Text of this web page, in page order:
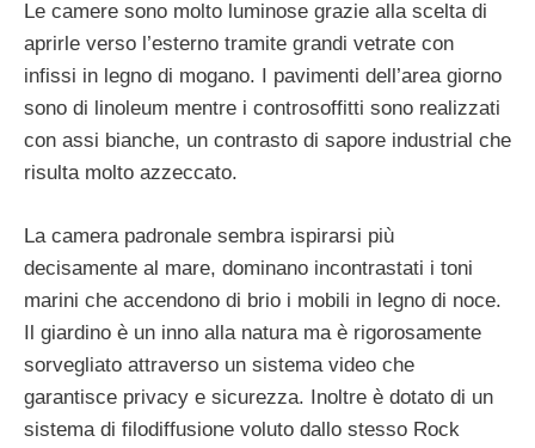
Le camere sono molto luminose grazie alla scelta di
aprirle verso l’esterno tramite grandi vetrate con
infissi in legno di mogano. I pavimenti dell’area giorno
sono di linoleum mentre i controsoffitti sono realizzati
con assi bianche, un contrasto di sapore industrial che
risulta molto azzeccato.
La camera padronale sembra ispirarsi più
decisamente al mare, dominano incontrastati i toni
marini che accendono di brio i mobili in legno di noce.
Il giardino è un inno alla natura ma è rigorosamente
sorvegliato attraverso un sistema video che
garantisce privacy e sicurezza. Inoltre è dotato di un
sistema di filodiffusione voluto dallo stesso Rock